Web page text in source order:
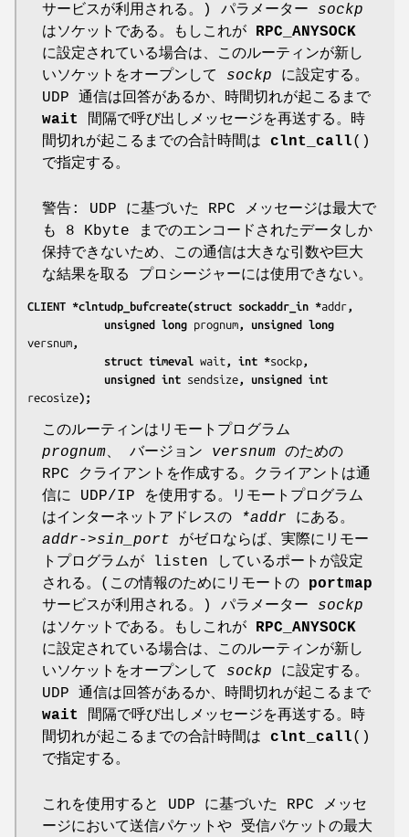
サービスが利用される。) パラメーター sockp
はソケットである。もしこれが RPC_ANYSOCK
に設定されている場合は、このルーティンが新し
いソケットをオープンして sockp に設定する。
UDP 通信は回答があるか、時間切れが起こるまで
wait
間隔で呼び出しメッセージを再送する。時
間切れが起こるまでの合計時間は clnt_call()
で指定する。
警告: UDP に基づいた RPC メッセージは最大で
も 8 Kbyte までのエンコードされたデータしか
保持できないため、この通信は大きな引数や巨大
な結果を取る プロシージャーには使用できない。
CLIENT *clntudp_bufcreate(struct sockaddr_in *addr ,
            unsigned long
prognum
versnum ,
            struct timeval
wait , int *sockp ,
            unsigned int
sendsize
recosize);
このルーティンはリモートプログラム
prognum、 バージョン versnum のための
RPC クライアントを作成する。クライアントは通
信に UDP/IP を使用する。リモートプログラム
はインターネットアドレスの
*addr にある。
addr->sin_port がゼロならば、実際にリモー
トプログラムが listen しているポートが設定
される。(この情報のためにリモートの portmap
サービスが利用される。) パラメーター sockp
はソケットである。もしこれが RPC_ANYSOCK
に設定されている場合は、このルーティンが新し
いソケットをオープンして sockp に設定する。
UDP 通信は回答があるか、時間切れが起こるまで
wait
間隔で呼び出しメッセージを再送する。時
間切れが起こるまでの合計時間は clnt_call()
で指定する。
これを使用すると UDP に基づいた RPC メッセ
ージにおいて送信パケットや 受信パケットの最大